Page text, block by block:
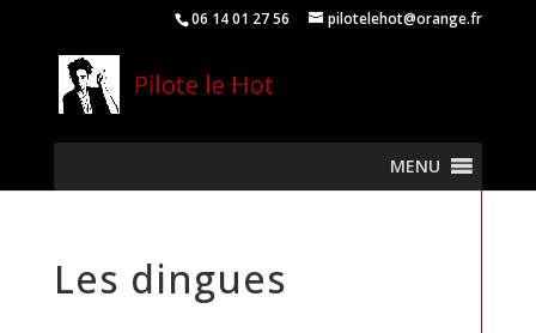
06 14 01 27 56 pilotelehot@orange.fr
MENU
Les dingues